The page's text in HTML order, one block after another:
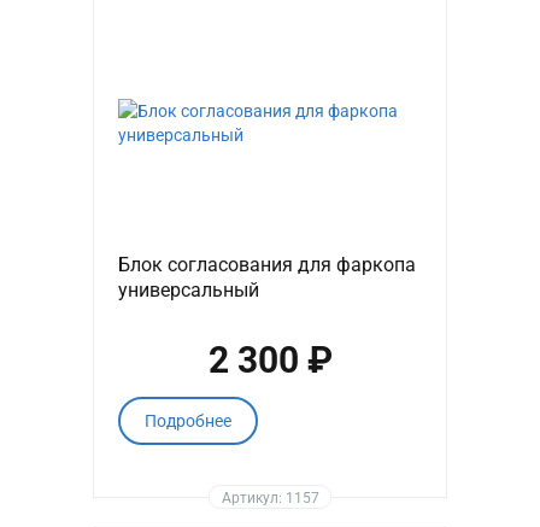
Блок согласования для фаркопа
универсальный
2 300 ₽
Подробнее
Артикул: 1157